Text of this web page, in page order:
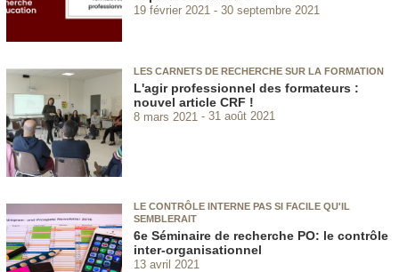
19 février 2021 30 septembre 2021
LES CARNETS DE RECHERCHE SUR LA FORMATION
L'agir professionnel des formateurs :
nouvel article CRF !
8 mars 2021 31 août 2021
LE CONTRÔLE INTERNE PAS SI FACILE QU'IL
SEMBLERAIT
6e Séminaire de recherche PO: le contrôle
inter-organisationnel
13 avril 2021